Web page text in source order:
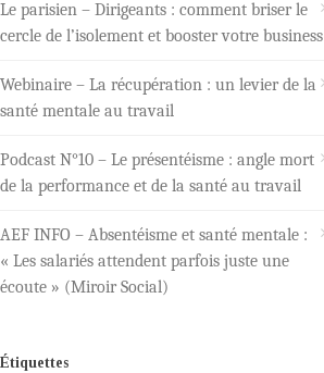
Le parisien – Dirigeants : comment briser le
cercle de l’isolement et booster votre business
Webinaire – La récupération : un levier de la
santé mentale au travail
Podcast N°10 – Le présentéisme : angle mort
de la performance et de la santé au travail
AEF INFO – Absentéisme et santé mentale :
« Les salariés attendent parfois juste une
écoute » (Miroir Social)
Étiquettes